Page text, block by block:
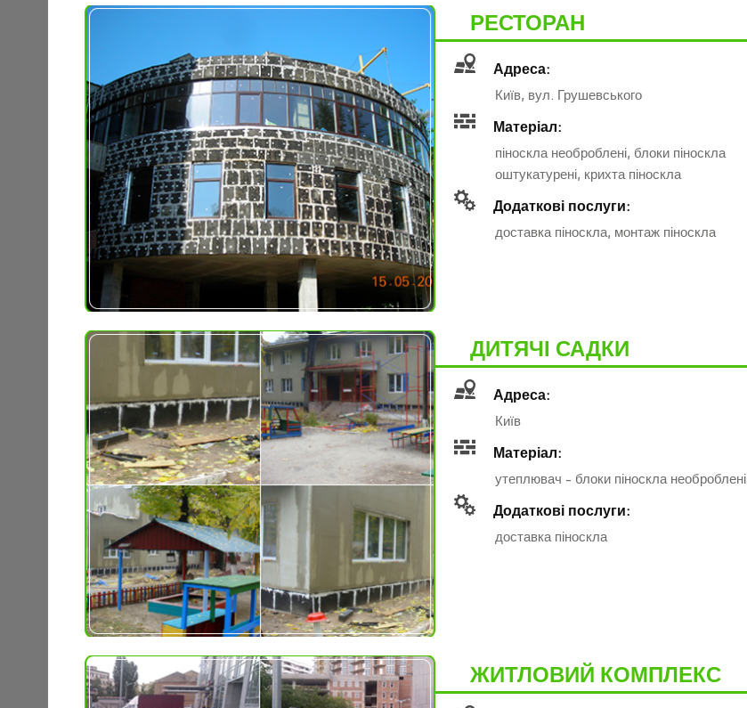
РЕСТОРАН
Адреса:
Київ, вул. Грушевського
Матеріал:
піноскла необроблені, блоки піноскла
оштукатурені, крихта піноскла
Додаткові послуги:
доставка піноскла, монтаж піноскла
ДИТЯЧІ САДКИ
Адреса:
Київ
Матеріал:
утеплювач - блоки піноскла необроблені
Додаткові послуги:
доставка піноскла
ЖИТЛОВИЙ КОМПЛЕКС